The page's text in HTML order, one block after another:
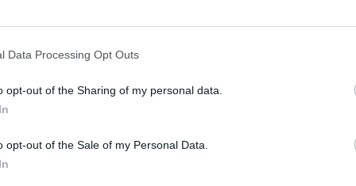
Data Processing Opt Outs
opt-out of the Sharing of my personal data.
opt-out of the Sale of my Personal Data.
/
Rezepte